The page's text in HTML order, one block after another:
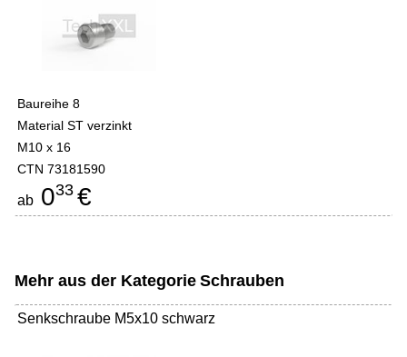
Baureihe 8
Material ST verzinkt
M10 x 16
CTN 73181590
ab 033 €
Mehr aus der Kategorie Schrauben
Senkschraube M5x10 schwarz